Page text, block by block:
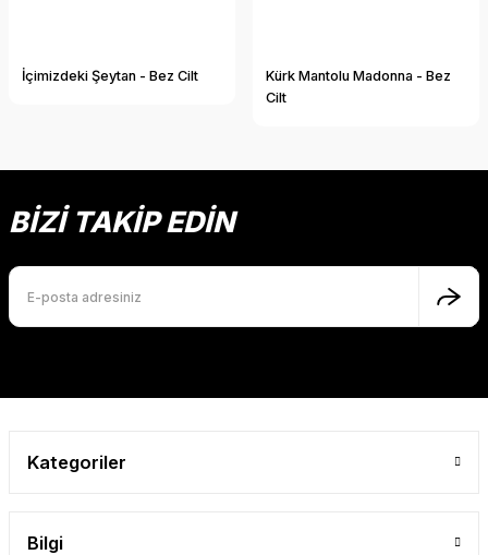
İçimizdeki Şeytan - Bez Cilt
Kürk Mantolu Madonna - Bez
Cilt
BİZİ TAKİP EDİN
Kategoriler
Bilgi